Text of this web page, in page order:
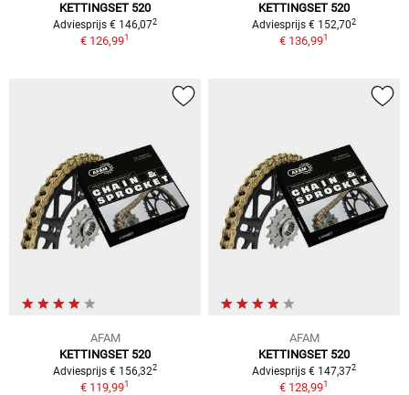
KETTINGSET 520
Adviesprijs € 146,072
€ 126,991
KETTINGSET 520
Adviesprijs € 152,702
€ 136,991
AFAM
KETTINGSET 520
Adviesprijs € 156,322
€ 119,991
AFAM
KETTINGSET 520
Adviesprijs € 147,372
€ 128,991